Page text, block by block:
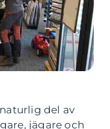
del av
jägare och